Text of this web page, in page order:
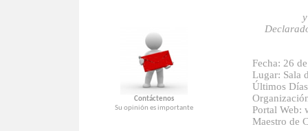
Contáctenos
Su opinión es importante
Fecha: 26
Lugar: Sala
Últimos
Portal Web:
Maestro de